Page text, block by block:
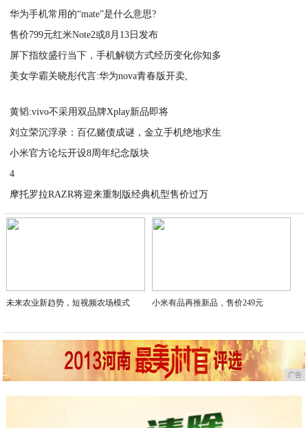
华为手机常用的“mate”是什么意思?
售价799元红米Note2或8月13日发布
屏下指纹盛行当下，手机解锁方式经历变化你知多
美女学霸关晓彤代言:华为nova青春版开卖,
黄韬:vivo不采用双品牌Xplay新品即将
刘立荣沉浮录：百亿赌债成谜，金立手机绝地求生
小米官方论坛开设8周年纪念版块
4
摩托罗拉RAZR将迎来重制版经典机型售价过万
2020-09-07
未来农业新趋势，短视频农场模式 小米有品再推新品，售价249元
广告